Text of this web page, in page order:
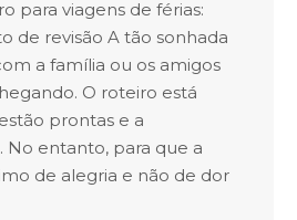
para viagens de férias:
de revisão A tão sonhada
a família ou os amigos
O roteiro está
prontas e a
No entanto, para que a
de alegria e não de dor